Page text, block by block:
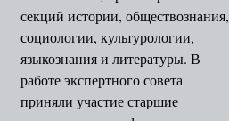
секций истории, обществознания,
социологии, культурологии,
языкознания и литературы. В
работе экспертного совета
приняли участие старшие